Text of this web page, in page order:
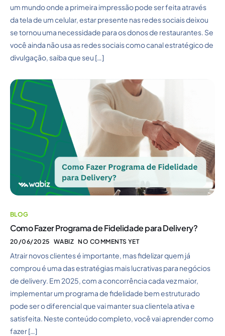
um mundo onde a primeira impressão pode ser feita através
da tela de um celular, estar presente nas redes sociais deixou
se tornou uma necessidade para os donos de restaurantes. Se
você ainda não usa as redes sociais como canal estratégico de
divulgação, saiba que seu […]
BLOG
Como Fazer Programa de Fidelidade para Delivery?
20/06/2025 WABIZ NO COMMENTS YET
Atrair novos clientes é importante, mas fidelizar quem já
comprou é uma das estratégias mais lucrativas para negócios
de delivery. Em 2025, com a concorrência cada vez maior,
implementar um programa de fidelidade bem estruturado
pode ser o diferencial que vai manter sua clientela ativa e
satisfeita. Neste conteúdo completo, você vai aprender como
fazer […]